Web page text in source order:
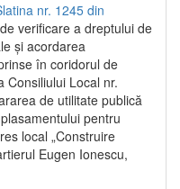
nr. 1245 din
verificare a dreptului de
și acordarea
în coridorul de
Consiliului Local nr.
de utilitate publică
pentru
local „Construire
Eugen Ionescu,